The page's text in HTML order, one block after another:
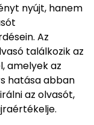
nyújt, hanem
Az
találkozik az
amelyek az
hatása abban
az olvasót,